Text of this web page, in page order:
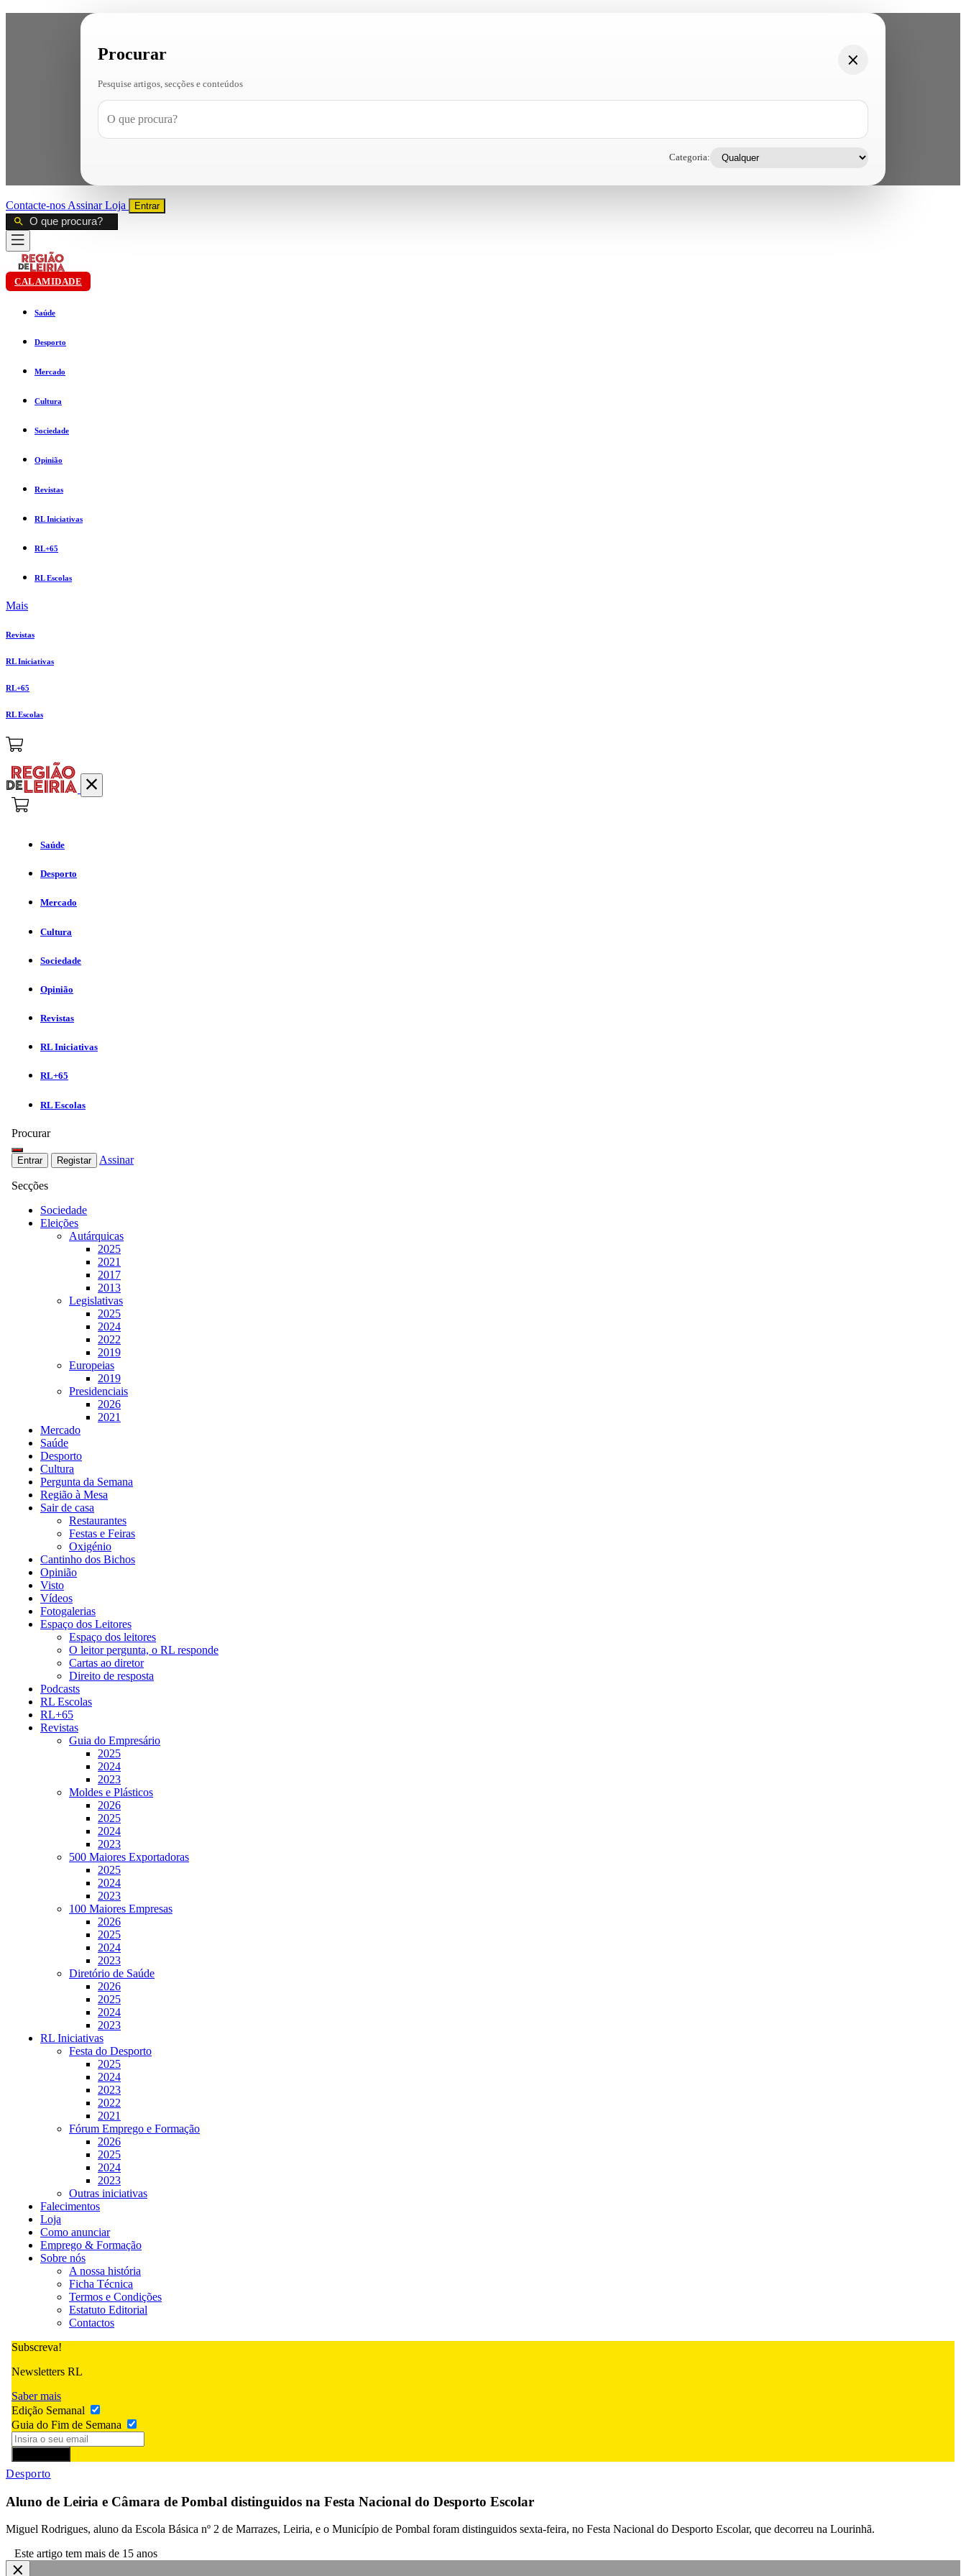
Procurar
Pesquise artigos, secções e conteúdos
Categoria:
Contacte-nos AssinarLoja Entrar
CALAMIDADE
Saúde
Desporto
Mercado
Cultura
Sociedade
Opinião
Revistas
RL Iniciativas
RL+65
RL Escolas
Mais
Revistas
RL Iniciativas
RL+65
RL Escolas
Saúde
Desporto
Mercado
Cultura
Sociedade
Opinião
Revistas
RL Iniciativas
RL+65
RL Escolas
Procurar
Entrar Registar Assinar
Secções
Sociedade
Eleições
Autárquicas
2025
2021
2017
2013
Legislativas
2025
2024
2022
2019
Europeias
2019
Presidenciais
2026
2021
Mercado
Saúde
Desporto
Cultura
Pergunta da Semana
Região à Mesa
Sair de casa
Restaurantes
Festas e Feiras
Oxigénio
Cantinho dos Bichos
Opinião
Visto
Vídeos
Fotogalerias
Espaço dos Leitores
Espaço dos leitores
O leitor pergunta, o RL responde
Cartas ao diretor
Direito de resposta
Podcasts
RL Escolas
RL+65
Revistas
Guia do Empresário
2025
2024
2023
Moldes e Plásticos
2026
2025
2024
2023
500 Maiores Exportadoras
2025
2024
2023
100 Maiores Empresas
2026
2025
2024
2023
Diretório de Saúde
2026
2025
2024
2023
RL Iniciativas
Festa do Desporto
2025
2024
2023
2022
2021
Fórum Emprego e Formação
2026
2025
2024
2023
Outras iniciativas
Falecimentos
Loja
Como anunciar
Emprego & Formação
Sobre nós
A nossa história
Ficha Técnica
Termos e Condições
Estatuto Editorial
Contactos
Subscreva!
Newsletters RL
Saber mais
Edição Semanal
Guia do Fim de Semana
Desporto
Aluno de Leiria e Câmara de Pombal distinguidos na Festa Nacional do Desporto Escolar
Miguel Rodrigues, aluno da Escola Básica nº 2 de Marrazes, Leiria, e o Município de Pombal foram distinguidos sexta-feira, no Festa Nacional do Desporto Escolar, que decorreu na Lourinhã.
Este artigo tem mais de 15 anos